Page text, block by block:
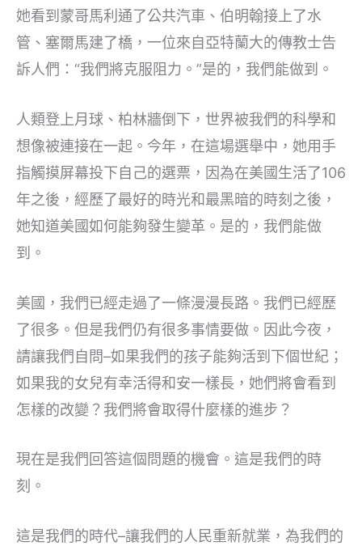
她看到蒙哥馬利通了公共汽車、伯明翰接上了水
管、塞爾馬建了橋，一位來自亞特蘭大的傳教士告
訴人們：“我們將克服阻力。”是的，我們能做到。
人類登上月球、柏林牆倒下，世界被我們的科學和
想像被連接在一起。今年，在這場選舉中，她用手
指觸摸屏幕投下自己的選票，因為在美國生活了106
年之後，經歷了最好的時光和最黑暗的時刻之後，
她知道美國如何能夠發生變革。是的，我們能做
到。
美國，我們已經走過了一條漫漫長路。我們已經歷
了很多。但是我們仍有很多事情要做。因此今夜，
請讓我們自問–如果我們的孩子能夠活到下個世紀；
如果我的女兒有幸活得和安一樣長，她們將會看到
怎樣的改變？我們將會取得什麼樣的進步？
現在是我們回答這個問題的機會。這是我們的時
刻。
這是我們的時代–讓我們的人民重新就業，為我們的